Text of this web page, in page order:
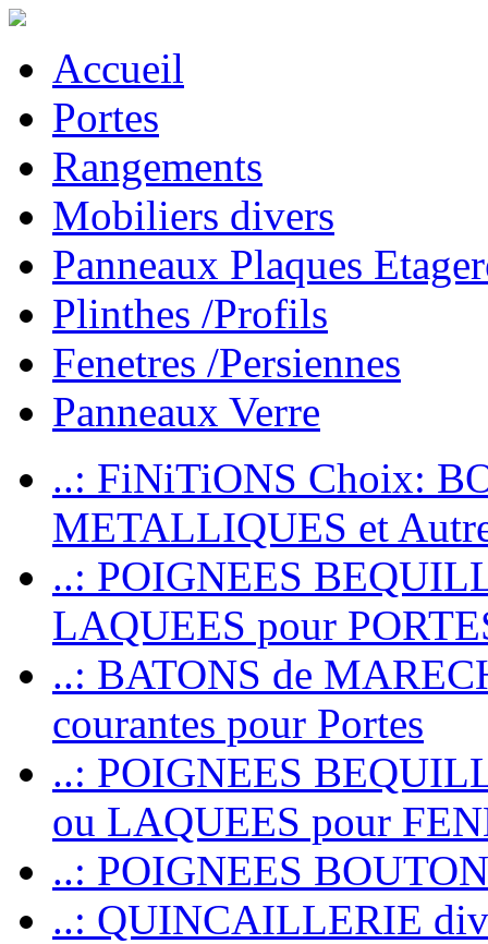
Accueil
Portes
Rangements
Mobiliers divers
Panneaux Plaques
Plinthes /Profils
Fenetres /Persiennes
Panneaux Verre
..: FiNiTiONS Choix:
METALLIQUES et
..: POIGNEES
LAQUEES pour
..: BATONS de
courantes pour Portes
..: POIGNEES
ou LAQUEES pour
..: POIGNEES
..: QUINCAILLERIE